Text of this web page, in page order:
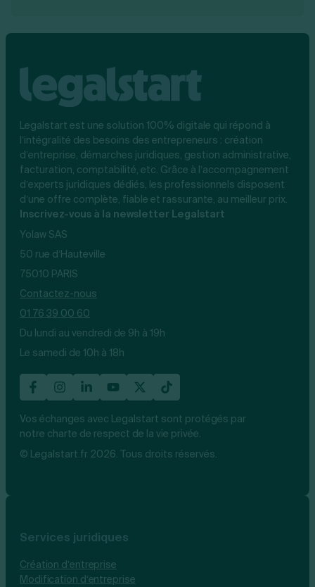
Legalstart est une solution 100% digitale qui répond à
l’intégralité des besoins des entrepreneurs : création
d’entreprise, démarches juridiques, gestion administrative,
facturation, comptabilité, etc. Grâce à l’accompagnement
d’experts juridiques dédiés, les professionnels disposent
d’une offre complète, fiable et rassurante, au meilleur prix.
Inscrivez-vous à la newsletter Legalstart
Yolaw SAS
50 rue d’Hauteville
75010 PARIS
Contactez-nous
01 76 39 00 60
Du lundi au vendredi de 9h à 19h
Le samedi de 10h à 18h
Vos échanges avec Legalstart sont protégés par
notre charte de respect de la vie privée.
© Legalstart.fr 2026. Tous droits réservés.
Services juridiques
Création d’entreprise
Modification d’entreprise